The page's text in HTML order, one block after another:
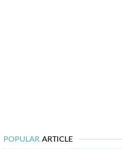
POPULAR ARTICLE